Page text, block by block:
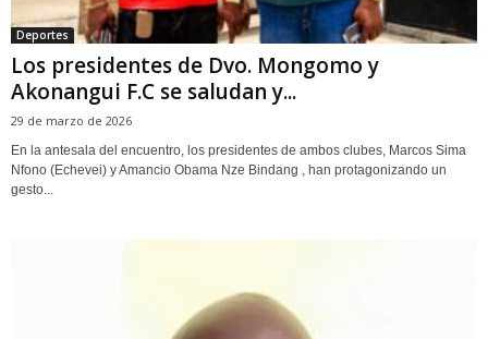
Deportes
Los presidentes de Dvo. Mongomo y
Akonangui F.C se saludan y...
29 de marzo de 2026
En la antesala del encuentro, los presidentes de ambos clubes, Marcos Sima
Nfono (Echevei) y Amancio Obama Nze Bindang , han protagonizando un
gesto...